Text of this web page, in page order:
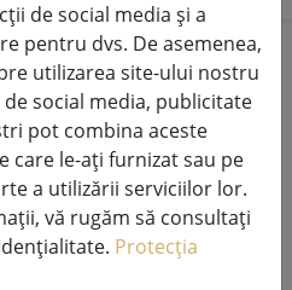
de zână
sistem LED Tech-Line
fairy lights
cald 9 m în aer
de social media și a
pentru dvs. De asemenea,
utilizarea site-ului nostru
social media, publicitate
pot combina aceste
care le-ați furnizat sau pe
a utilizării serviciilor lor.
vă rugăm să consultați
Protecția